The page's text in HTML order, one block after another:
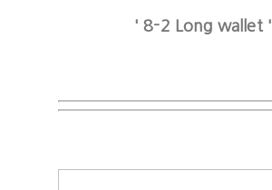
' 8-2 Long wallet '